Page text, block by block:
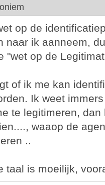
op de
naar ik aanneem,
"wet op de
of ik me kan
Ik weet
te legitimeren,
waaop de
..
taal is moeilijk,